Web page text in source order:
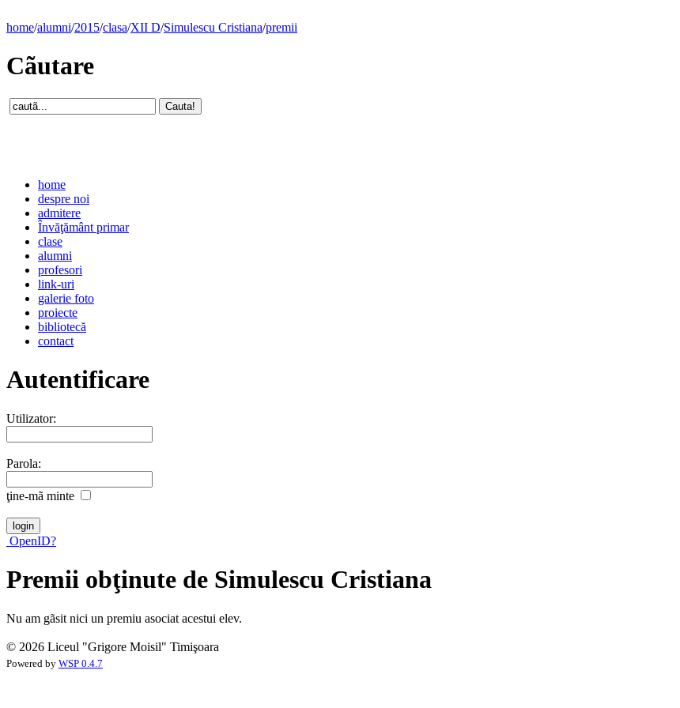
home/alumni/2015/clasa/XII D/Simulescu Cristiana/premii
Cãutare
home
despre noi
admitere
Învăţământ primar
clase
alumni
profesori
link-uri
galerie foto
proiecte
bibliotecă
contact
Autentificare
Utilizator:
Parola:
ţine-mã minte
OpenID?
Premii obţinute de Simulescu Cristiana
Nu am gãsit nici un premiu asociat acestui elev.
© 2026 Liceul "Grigore Moisil" Timişoara
Powered by WSP 0.4.7